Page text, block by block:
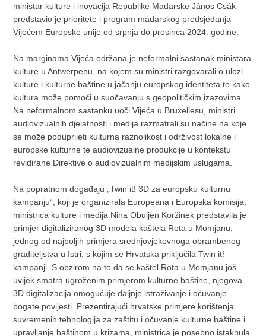
ministar kulture i inovacija Republike Mađarske János Csák
predstavio je prioritete i program mađarskog predsjedanja
Vijećem Europske unije od srpnja do prosinca 2024. godine.
Na marginama Vijeća održana je neformalni sastanak ministara
kulture u Antwerpenu, na kojem su ministri razgovarali o ulozi
kulture i kulturne baštine u jačanju europskog identiteta te kako
kultura može pomoći u suočavanju s geopolitičkim izazovima.
Na neformalnom sastanku uoči Vijeća u Bruxellesu, ministri
audiovizualnih djelatnosti i medija razmatrali su načine na koje
se može poduprijeti kulturna raznolikost i održivost lokalne i
europske kulturne te audiovizualne produkcije u kontekstu
revidirane Direktive o audiovizualnim medijskim uslugama.
Na popratnom događaju „Twin it! 3D za europsku kulturnu
kampanju“, koji je organizirala Europeana i Europska komisija,
ministrica kulture i medija Nina Obuljen Koržinek predstavila je
primjer digitaliziranog 3D modela kaštela Rota u Momjanu
jednog od najboljih primjera srednjovjekovnoga obrambenog
graditeljstva u Istri, s kojim se Hrvatska priključilaTwin it!
kampanji. S obzirom na to da se kaštel Rota u Momjanu još
uvijek smatra ugroženim primjerom kulturne baštine, njegova
3D digitalizacija omogućuje daljnje istraživanje i očuvanje
bogate povijesti. Prezentirajući hrvatske primjere korištenja
suvremenih tehnologija za zaštitu i očuvanje kulturne baštine i
upravljanje baštinom u krizama, ministrica je posebno istaknula